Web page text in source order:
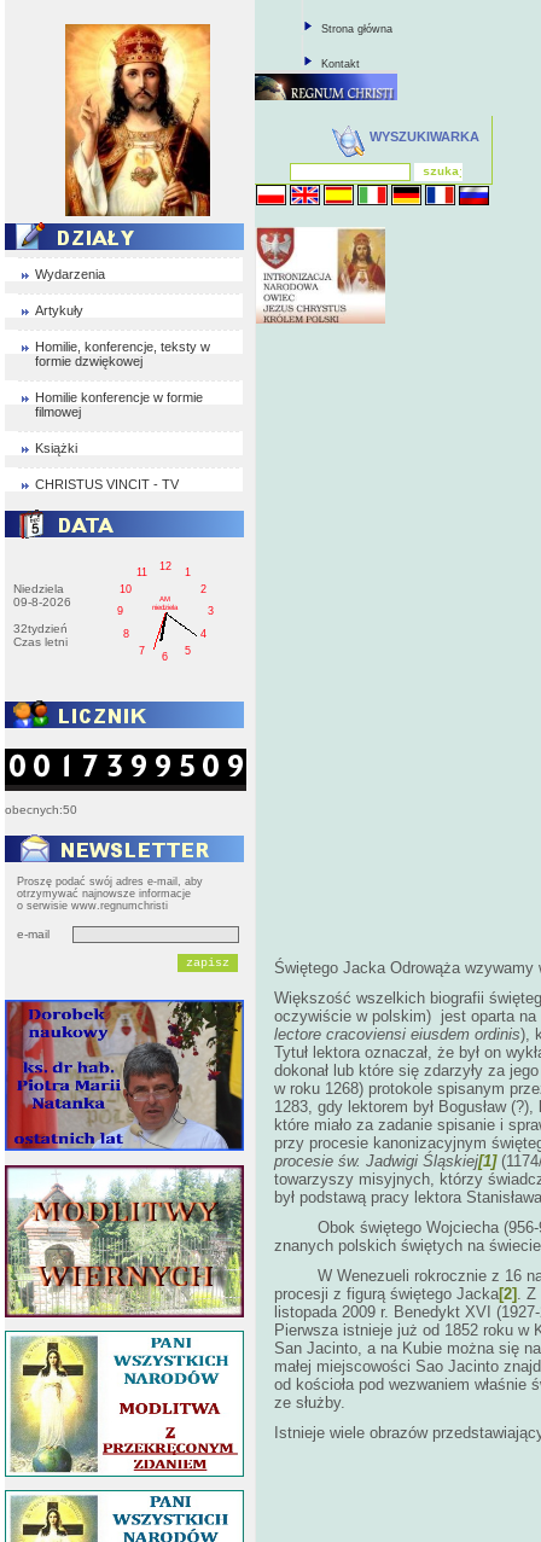
Wydarzenia
Artykuły
Homilie, konferencje, teksty w
formie dzwiękowej
Homilie konferencje w formie
filmowej
Książki
CHRISTUS VINCIT - TV
Niedziela
09-8-2026
32tydzień
Czas letni
1
2
3
4
5
6
7
8
9
10
11
12
AM
niedziela
obecnych:50
Proszę podać swój adres e-mail, aby
otrzymywać najnowsze informacje
o serwisie www.regnumchristi
e-mail
Strona główna
Kontakt
WYSZUKIWARKA
Świętego Jacka Odrowąża
Większość wszelkich biografii
oczywiście w polskim) jest oparta
lectore cracoviensi eiusdem ordinis),
Tytuł lektora oznaczał, że był on
dokonał lub które się zdarzyły za
w roku 1268) protokole spisanym
1283, gdy lektorem był Bogusław
które miało za zadanie spisanie i
przy procesie kanonizacyjnym
procesie św. Jadwigi Śląskiej[1]
towarzyszy misyjnych, którzy
był podstawą pracy lektora
Obok świętego Wojciecha (956-
znanych polskich świętych na
W Wenezueli rokrocznie z 16 na
procesji z figurą świętego Jacka[2] . Z
listopada 2009 r. Benedykt XVI
Pierwsza istnieje już od 1852 roku w
San Jacinto, a na Kubie można się
małej miejscowości Sao Jacinto
od kościoła pod wezwaniem
ze służby.
Istnieje wiele obrazów